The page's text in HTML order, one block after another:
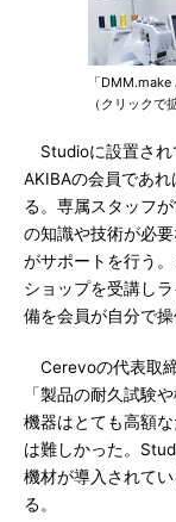
「
（クリック
Studioに設置され
AKIBAの会員であ
る。専属スタッフ
の知識や技術が必
がサポートを行う
ショップを受講し
備を会員が自分で操
Cerevoの代表取
「製品の耐久試験
機器はとても高額
は難しかった。
機材が導入されて
る。